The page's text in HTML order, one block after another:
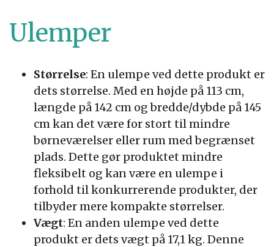
Ulemper
Størrelse: En ulempe ved dette produkt er
dets størrelse. Med en højde på 113 cm,
længde på 142 cm og bredde/dybde på 145
cm kan det være for stort til mindre
børneværelser eller rum med begrænset
plads. Dette gør produktet mindre
fleksibelt og kan være en ulempe i
forhold til konkurrerende produkter, der
tilbyder mere kompakte størrelser.
Vægt: En anden ulempe ved dette
produkt er dets vægt på 17,1 kg. Denne